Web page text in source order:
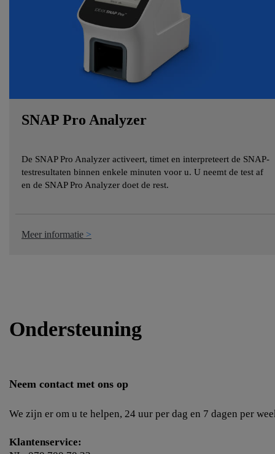
SNAP Pro Analyzer
De SNAP Pro Analyzer activeert, timet en interpreteert de SNAP-
testresultaten binnen enkele minuten voor u. U neemt de test af
en de SNAP Pro Analyzer doet de rest.
Meer informatie
Ondersteuning
Neem contact met ons op
We zijn er om u te helpen, 24 uur per dag en 7 dagen per
Klantenservice: